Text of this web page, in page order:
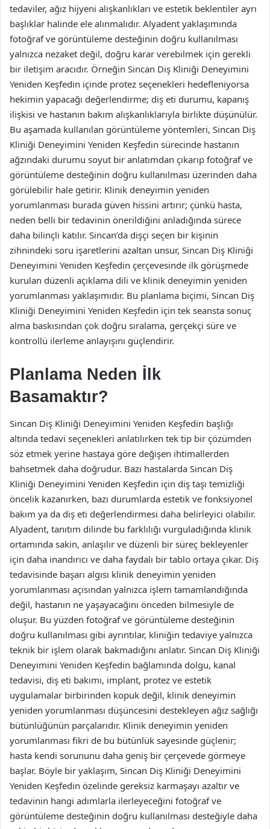
tedaviler, ağız hijyeni alışkanlıkları ve estetik beklentiler ayrı
başlıklar halinde ele alınmalıdır. Alyadent yaklaşımında
fotoğraf ve görüntüleme desteğinin doğru kullanılması
yalnızca nezaket değil, doğru karar verebilmek için gerekli
bir iletişim aracıdır. Örneğin Sincan Diş Kliniği Deneyimini
Yeniden Keşfedin içinde protez seçenekleri hedefleniyorsa
hekimin yapacağı değerlendirme; diş eti durumu, kapanış
ilişkisi ve hastanın bakım alışkanlıklarıyla birlikte düşünülür.
Bu aşamada kullanılan görüntüleme yöntemleri, Sincan Diş
Kliniği Deneyimini Yeniden Keşfedin sürecinde hastanın
ağzındaki durumu soyut bir anlatımdan çıkarıp fotoğraf ve
görüntüleme desteğinin doğru kullanılması üzerinden daha
görülebilir hale getirir. Klinik deneyimin yeniden
yorumlanması burada güven hissini artırır; çünkü hasta,
neden belli bir tedavinin önerildiğini anladığında sürece
daha bilinçli katılır. Sincan’da dişçi seçen bir kişinin
zihnindeki soru işaretlerini azaltan unsur, Sincan Diş Kliniği
Deneyimini Yeniden Keşfedin çerçevesinde ilk görüşmede
kurulan düzenli açıklama dili ve klinik deneyimin yeniden
yorumlanması yaklaşımıdır. Bu planlama biçimi, Sincan Diş
Kliniği Deneyimini Yeniden Keşfedin için tek seansta sonuç
alma baskısından çok doğru sıralama, gerçekçi süre ve
kontrollü ilerleme anlayışını güçlendirir.
Planlama Neden İlk
Basamaktır?
Sincan Diş Kliniği Deneyimini Yeniden Keşfedin başlığı
altında tedavi seçenekleri anlatılırken tek tip bir çözümden
söz etmek yerine hastaya göre değişen ihtimallerden
bahsetmek daha doğrudur. Bazı hastalarda Sincan Diş
Kliniği Deneyimini Yeniden Keşfedin için diş taşı temizliği
öncelik kazanırken, bazı durumlarda estetik ve fonksiyonel
bakım ya da diş eti değerlendirmesi daha belirleyici olabilir.
Alyadent, tanıtım dilinde bu farklılığı vurguladığında klinik
ortamında sakin, anlaşılır ve düzenli bir süreç bekleyenler
için daha inandırıcı ve daha faydalı bir tablo ortaya çıkar. Diş
tedavisinde başarı algısı klinik deneyimin yeniden
yorumlanması açısından yalnızca işlem tamamlandığında
değil, hastanın ne yaşayacağını önceden bilmesiyle de
oluşur. Bu yüzden fotoğraf ve görüntüleme desteğinin
doğru kullanılması gibi ayrıntılar, kliniğin tedaviye yalnızca
teknik bir işlem olarak bakmadığını anlatır. Sincan Diş Kliniği
Deneyimini Yeniden Keşfedin bağlamında dolgu, kanal
tedavisi, diş eti bakımı, implant, protez ve estetik
uygulamalar birbirinden kopuk değil, klinik deneyimin
yeniden yorumlanması düşüncesini destekleyen ağız sağlığı
bütünlüğünün parçalarıdır. Klinik deneyimin yeniden
yorumlanması fikri de bu bütünlük sayesinde güçlenir;
hasta kendi sorununu daha geniş bir çerçevede görmeye
başlar. Böyle bir yaklaşım, Sincan Diş Kliniği Deneyimini
Yeniden Keşfedin özelinde gereksiz karmaşayı azaltır ve
tedavinin hangi adımlarla ilerleyeceğini fotoğraf ve
görüntüleme desteğinin doğru kullanılması desteğiyle daha